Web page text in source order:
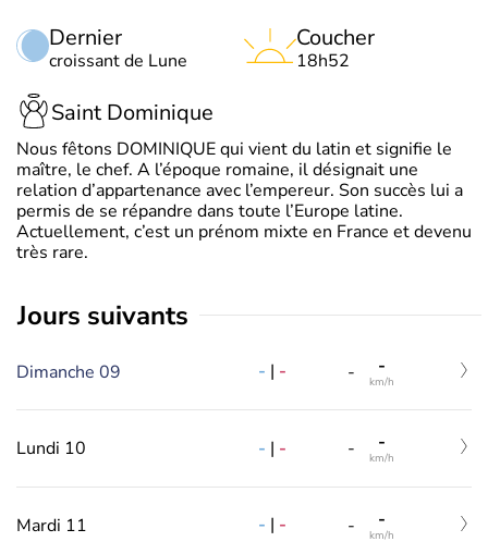
Dernier
croissant de Lune
Coucher
18h52
Saint Dominique
Nous fêtons DOMINIQUE qui vient du latin et signifie le
maître, le chef. A l’époque romaine, il désignait une
relation d’appartenance avec l’empereur. Son succès lui a
permis de se répandre dans toute l’Europe latine.
Actuellement, c’est un prénom mixte en France et devenu
très rare.
jours suivants
Dimanche 09 - | - - -
km/h
Lundi 10 - | - - -
km/h
Mardi 11 - | - - -
km/h